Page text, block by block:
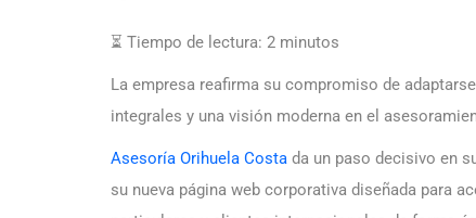
⏳ Tiempo de lectura: 2 minutos
La empresa reafirma su compromiso de
integrales y una visión moderna en el
Asesoría Orihuela Costa da un paso decisivo en
su nueva página web corporativa diseñada para